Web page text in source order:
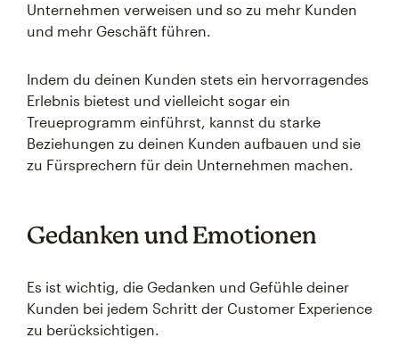
Unternehmen verweisen und so zu mehr Kunden
und mehr Geschäft führen.
Indem du deinen Kunden stets ein hervorragendes
Erlebnis bietest und vielleicht sogar ein
Treueprogramm einführst, kannst du starke
Beziehungen zu deinen Kunden aufbauen und sie
zu Fürsprechern für dein Unternehmen machen.
Gedanken und Emotionen
Es ist wichtig, die Gedanken und Gefühle deiner
Kunden bei jedem Schritt der Customer Experience
zu berücksichtigen.